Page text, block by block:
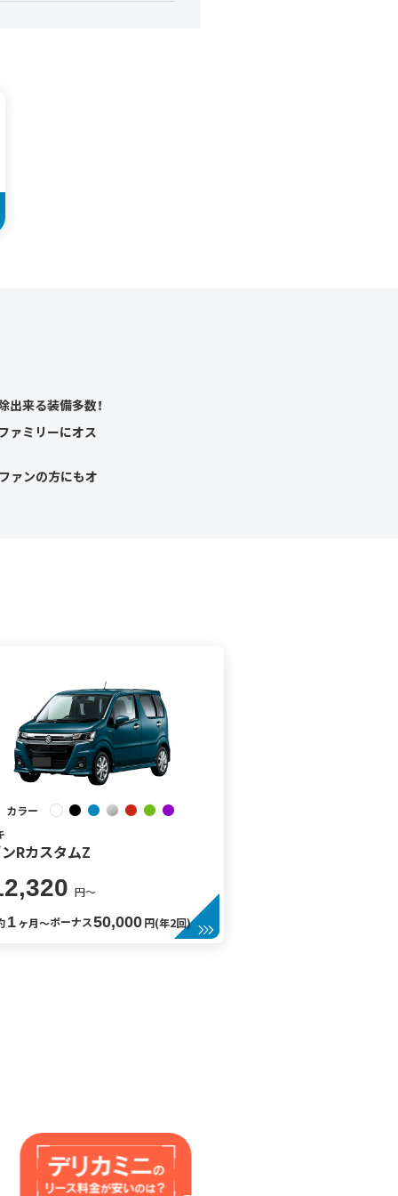
来る装備多数！
ァミリーにオス
ァンの方にもオ
カラー
RカスタムZ
円〜
1ヶ月〜ボーナス50,000円(年2回)